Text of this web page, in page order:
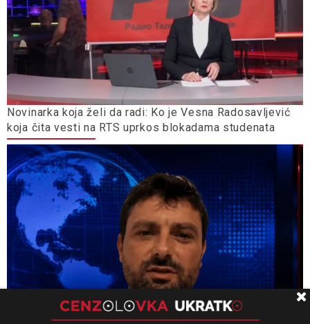
Novinarka koja želi da radi: Ko je Vesna Radosavljević
koja čita vesti na RTS uprkos blokadama studenata